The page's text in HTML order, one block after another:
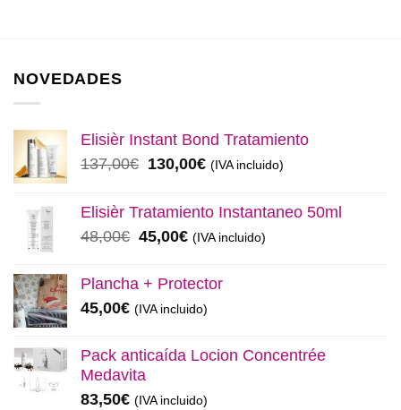
NOVEDADES
Elisièr Instant Bond Tratamiento
137,00€ El
original
137,00€.
130,00€El
actual
130,00€.
(IVA incluido)
Elisièr Tratamiento Instantaneo 50ml
48,00€ El
original
48,00€.
45,00€El
actual
45,00€.
(IVA incluido)
Plancha + Protector
45,00€ (IVA incluido)
Pack anticaída Locion Concentrée
Medavita
83,50€ (IVA incluido)